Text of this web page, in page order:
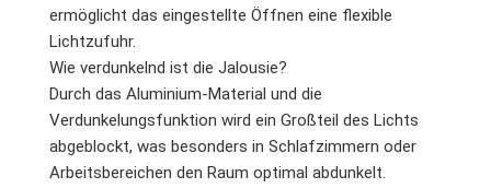
ermöglicht das eingestellte Öffnen eine flexible
Lichtzufuhr.
Wie verdunkelnd ist die Jalousie?
Durch das Aluminium-Material und die
Verdunkelungsfunktion wird ein Großteil des Lichts
abgeblockt, was besonders in Schlafzimmern oder
Arbeitsbereichen den Raum optimal abdunkelt.